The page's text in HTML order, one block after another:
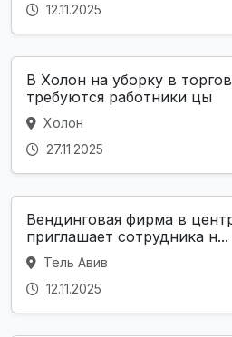
12.11.2025
В Холон на уборку в
требуются работники цы
Холон
27.11.2025
Вендинговая фирма в
приглашает сотрудника н...
Тель Авив
12.11.2025